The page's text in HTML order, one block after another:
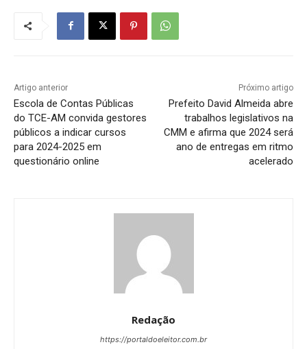
Artigo anterior
Escola de Contas Públicas
do TCE-AM convida gestores
públicos a indicar cursos
para 2024-2025 em
questionário online
Próximo artigo
Prefeito David Almeida abre
trabalhos legislativos na
CMM e afirma que 2024 será
ano de entregas em ritmo
acelerado
Redação
https://portaldoeleitor.com.br